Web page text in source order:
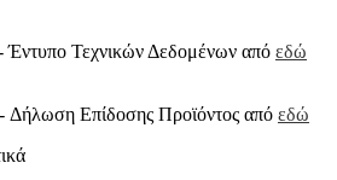
Έντυπο Τεχνικών Δεδομένων από εδώ
Δήλωση Επίδοσης Προϊόντος από εδώ